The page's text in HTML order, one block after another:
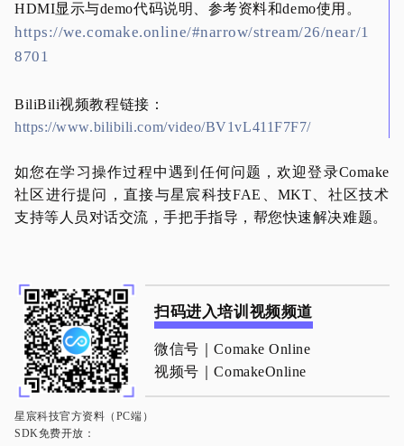
HDMI显示与demo代码说明、参考资料和demo使用。
https://we.comake.online/#narrow/stream/26/near/1
8701
BiliBili视频教程链接：
https://www.bilibili.com/video/BV1vL411F7F7/
如您在学习操作过程中遇到任何问题，欢迎登录Comake
社区进行提问，直接与星宸科技FAE、MKT、社区技术
支持等人员对话交流，手把手指导，帮您快速解决难题。
扫码进入培训视频频道
微信号｜Comake Online
视频号｜ComakeOnline
星宸科技官方资料（PC端）
SDK免费开放：